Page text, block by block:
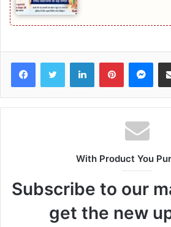
FacebookTwitter LinkedInPinterest
With Product You
Subscribe to our
get the new